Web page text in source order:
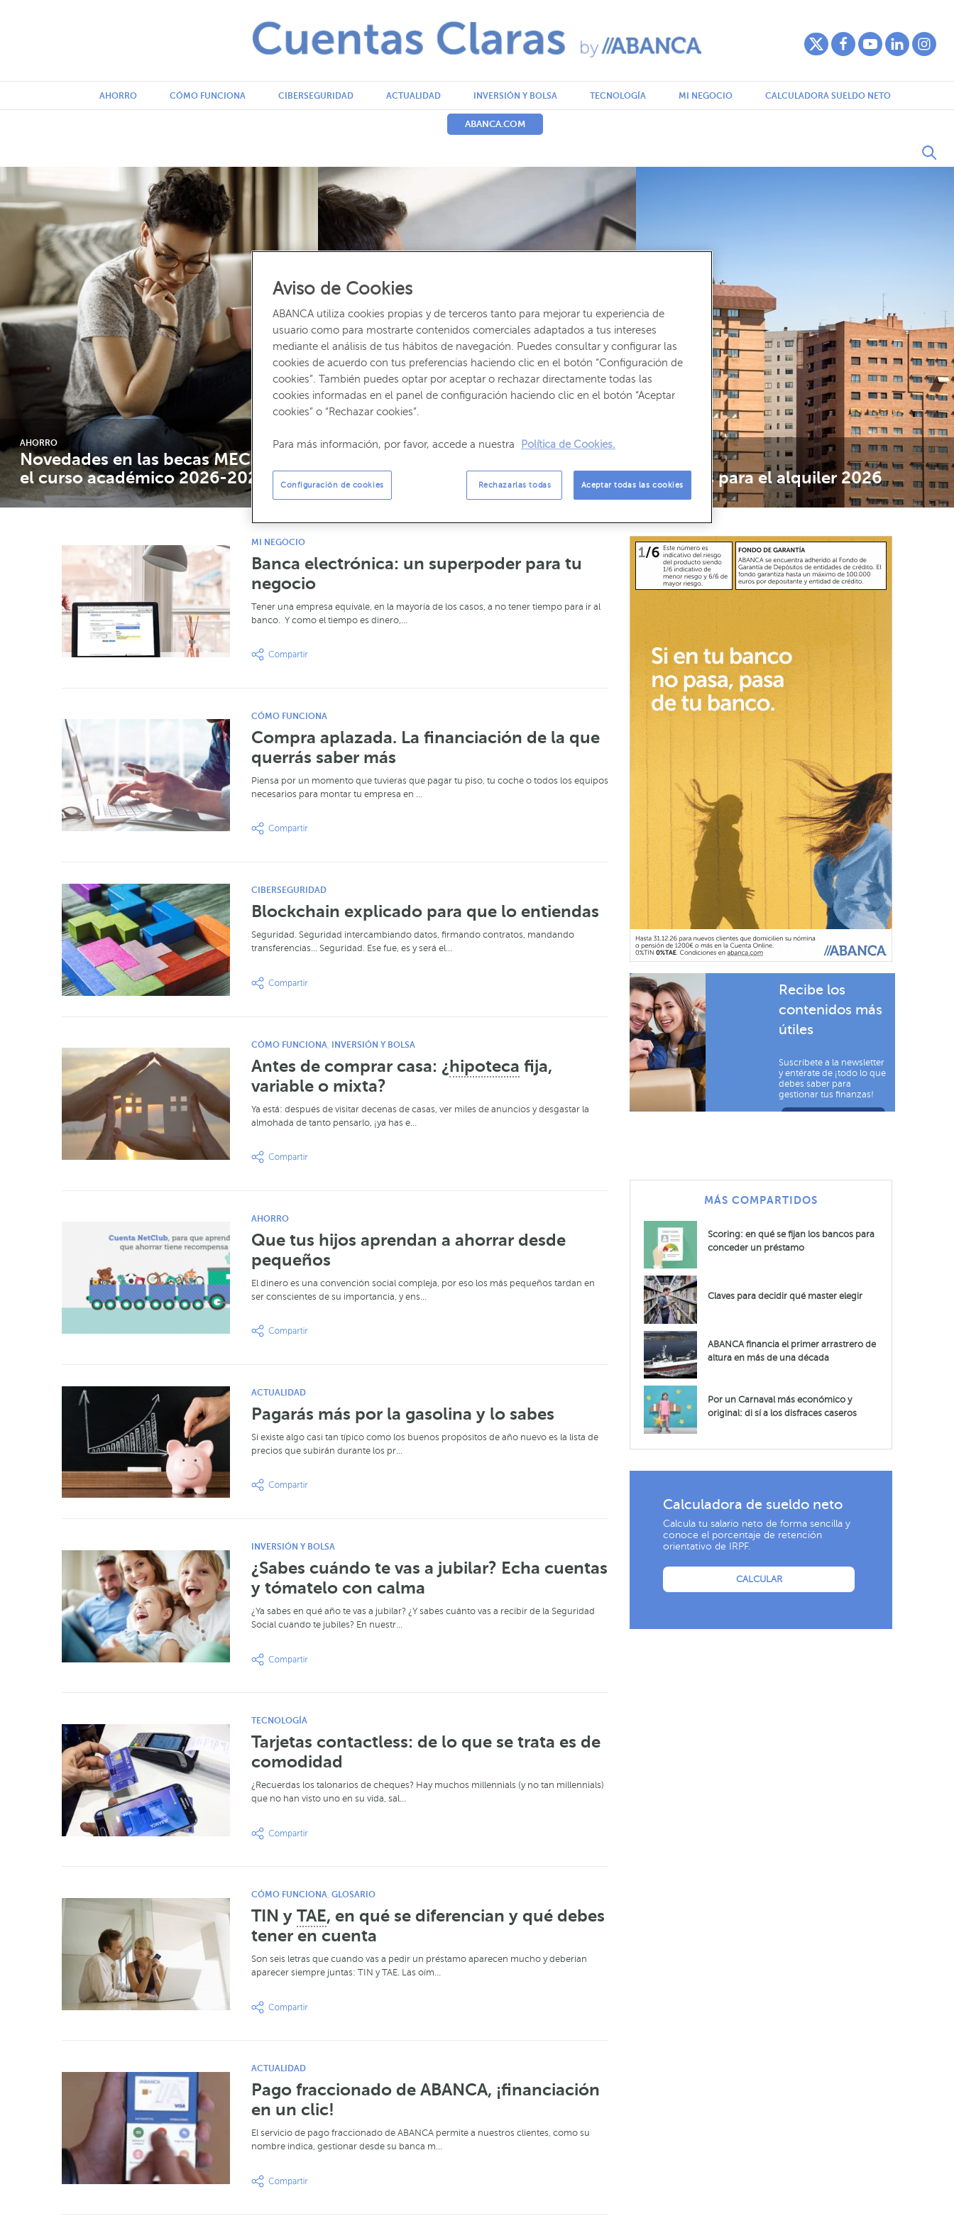
Cuentas claras by Abanca
AHORRO CÓMO FUNCIONA CIBERSEGURIDAD ACTUALIDAD INVERSIÓN Y BOLSA TECNOLOGÍA MI NEGOCIO CALCULADORA SUELDO NETO
ABANCA.COM
AHORRO
Novedades en las becas MEC para
el curso académico 2026-2027
Solicitar las becas MEC 2026 es para muchos estudiantes el
LEER MÁS →
ACTUALIDAD
2025-26
En nuestro calendario fiscal hay fechas que debemos tener
Ayudas para el alquiler 2026
La vivienda se ha convertido en una de las principales
LEER MÁS →
MI NEGOCIO
Banca electrónica: un superpoder para tu
negocio
Tener una empresa equivale, en la mayoría de los casos, a no tener tiempo para ir al
banco. Y como el tiempo es dinero,…
CÓMO FUNCIONA
Compra aplazada. La financiación de la que
querrás saber más
Piensa por un momento que tuvieras que pagar tu piso, tu coche o todos los equipos
necesarios para montar tu empresa en …
CIBERSEGURIDAD
Blockchain explicado para que lo entiendas
Seguridad. Seguridad intercambiando datos, firmando contratos, mandando
transferencias… Seguridad. Ese fue, es y será el…
CÓMO FUNCIONA INVERSIÓN Y BOLSA
Antes de comprar casa: ¿hipoteca fija,
variable o mixta?
Ya está: después de visitar decenas de casas, ver miles de anuncios y desgastar la
almohada de tanto pensarlo, ¡ya has e…
AHORRO
Que tus hijos aprendan a ahorrar desde
pequeños
El dinero es una convención social compleja, por eso los más pequeños tardan en
ser conscientes de su importancia, y ens…
ACTUALIDAD
Pagarás más por la gasolina y lo sabes
Si existe algo casi tan típico como los buenos propósitos de año nuevo es la lista de
precios que subirán durante los pr…
INVERSIÓN Y BOLSA
¿Sabes cuándo te vas a jubilar? Echa cuentas
y tómatelo con calma
¿Ya sabes en qué año te vas a jubilar? ¿Y sabes cuánto vas a recibir de la Seguridad
Social cuando te jubiles? En nuestr…
TECNOLOGÍA
Tarjetas contactless: de lo que se trata es de
comodidad
¿Recuerdas los talonarios de cheques? Hay muchos millennials (y no tan millennials)
que no han visto uno en su vida, sal…
CÓMO FUNCIONA, GLOSARIO
TIN y TAE, en qué se diferencian y qué debes
tener en cuenta
Son seis letras que cuando vas a pedir un préstamo aparecen mucho y deberían
aparecer siempre juntas: TIN y TAE. Las oím…
ACTUALIDAD
Pago fraccionado de ABANCA, ¡financiación
en un clic!
El servicio de pago fraccionado de ABANCA permite a nuestros clientes, como su
nombre indica, gestionar desde su banca m…
Recibe los
contenidos más
útiles
Suscríbete a la newsletter
y entérate de ¡todo lo que
debes saber para
gestionar tus finanzas!
MÁS COMPARTIDOS
Scoring: en qué se fijan los bancos para
conceder un préstamo
Claves para decidir qué master elegir
ABANCA financia el primer arrastrero de
altura en más de una década
Por un Carnaval más económico y
original: di sí a los disfraces caseros
Calculadora de sueldo neto
Calcula tu salario neto de forma sencilla y
conoce el porcentaje de retención
orientativo de IRPF.
CALCULAR
Aviso de Cookies
ABANCA utiliza cookies propias y de terceros tanto para mejorar tu experiencia de
usuario como para mostrarte contenidos comerciales adaptados a tus intereses
mediante el análisis de tus hábitos de navegación. Puedes consultar y configurar las
cookies de acuerdo con tus preferencias haciendo clic en el botón “Configuración de
cookies”. También puedes optar por aceptar o rechazar directamente todas las
cookies informadas en el panel de configuración haciendo clic en el botón “Aceptar
cookies” o “Rechazar cookies”.
Para más información, por favor, accede a nuestra Política de Cookies.
Configuración de cookies Rechazarlas todas Aceptar todas las cookies